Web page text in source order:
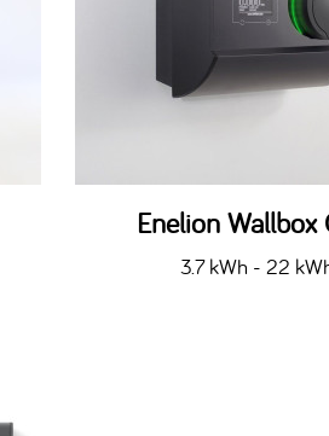
Enelion Wallbox
3.7 kWh - 22